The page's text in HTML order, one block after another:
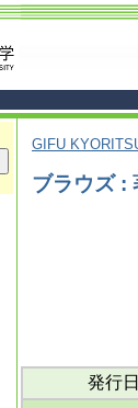
GIFU
ブラウズ :
発行日